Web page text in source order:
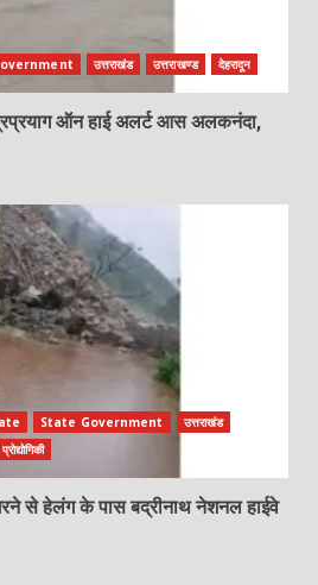
उत्तराखंड उत्तराखण्ड देहरादून
ऑन हाई अलर्ट आस अलकनंदा,
State Government
उत्तराखंड
से हेलंग के पास बद्रीनाथ नेशनल हाईवे